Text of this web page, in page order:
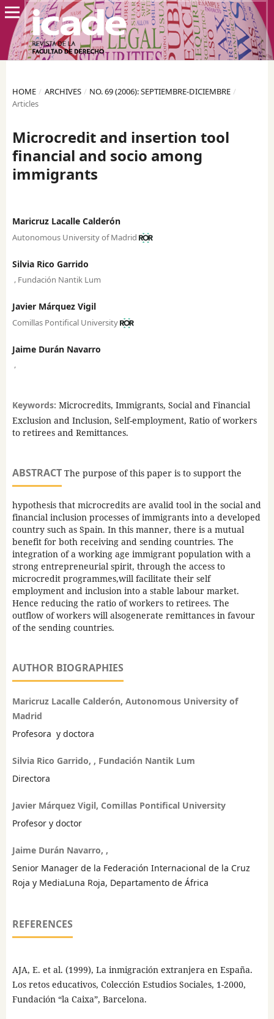
HOME / ARCHIVES / NO. 69 (2006): SEPTIEMBRE-DICIEMBRE /
Articles
Microcredit and insertion tool
financial and socio among
immigrants
Maricruz Lacalle Calderón
Autonomous University of Madrid
Silvia Rico Garrido
Fundación Nantik Lum
Javier Márquez Vigil
Comillas Pontifical University
Jaime Durán Navarro
Keywords: Microcredits, Immigrants, Social and Financial
Exclusion and Inclusion, Self-employment, Ratio of workers
to retirees and Remittances.
ABSTRACTThe purpose of this paper is to support the
hypothesis that microcredits are avalid tool in the social and
financial inclusion processes of immigrants into a developed
country such as Spain. In this manner, there is a mutual
benefit for both receiving and sending countries. The
integration of a working age immigrant population with a
strong entrepreneurial spirit, through the access to
microcredit programmes,will facilitate their self
employment and inclusion into a stable labour market.
Hence reducing the ratio of workers to retirees. The
outflow of workers will alsogenerate remittances in favour
of the sending countries.
AUTHOR BIOGRAPHIES
Maricruz Lacalle Calderón, Autonomous University of
Madrid
Profesora y doctora
Silvia Rico Garrido, , Fundación Nantik Lum
Directora
Javier Márquez Vigil, Comillas Pontifical University
Profesor y doctor
Jaime Durán Navarro, ,
Senior Manager de la Federación Internacional de la Cruz
Roja y MediaLuna Roja, Departamento de África
REFERENCES
AJA, E. et al. (1999), La inmigración extranjera en España.
Los retos educativos, Colección Estudios Sociales, 1-2000,
Fundación “la Caixa”, Barcelona.